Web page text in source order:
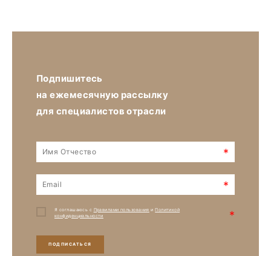
Подпишитесь
на ежемесячную рассылку
для специалистов отрасли
*
*
Я соглашаюсь с Правилами пользования иПолитикой
конфиденциальности
*
ПОДПИСАТЬСЯ